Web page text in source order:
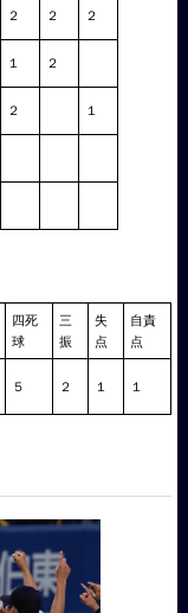
２ ２ ２
１ ２
２ １
四死
球
三
振
失
点
自責
点
５ ２ １ １